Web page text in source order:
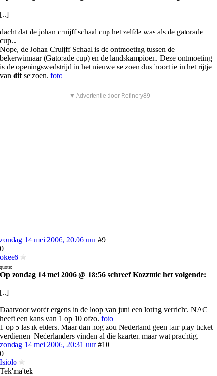
[..]
dacht dat de johan cruijff schaal cup het zelfde was als de gatorade
cup...
Nope, de Johan Cruijff Schaal is de ontmoeting tussen de
bekerwinnaar (Gatorade cup) en de landskampioen. Deze ontmoeting
is de openingswedstrijd in het nieuwe seizoen dus hoort ie in het rijtje
van dit seizoen. foto
▼ Advertentie door Refinery89
zondag 14 mei 2006, 20:06 uur #9
0
okee6
quote:
Op zondag 14 mei 2006 @ 18:56 schreef Kozzmic het volgende:
[..]
Daarvoor wordt ergens in de loop van juni een loting verricht. NAC
heeft een kans van 1 op 10 ofzo. foto
1 op 5 las ik elders. Maar dan nog zou Nederland geen fair play ticket
verdienen. Nederlanders vinden al die kaarten maar wat prachtig.
zondag 14 mei 2006, 20:31 uur #10
0
Isiolo
Tek'ma'tek